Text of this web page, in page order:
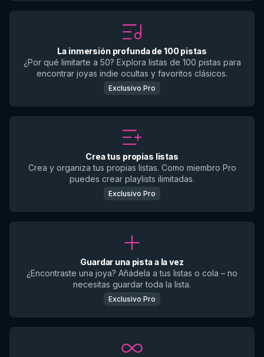
La inmersión profunda de 100 pistas
¿Por qué limitarte a 50? Explora listas de 100 pistas para
encontrar joyas indie ocultas y favoritos clásicos.
Exclusivo Pro
Crea tus propias listas
Crea y organiza tus propias listas. Como miembro Pro
puedes crear playlists ilimitadas.
Exclusivo Pro
Guardar una pista a la vez
¿Encontraste una joya? Añádela a tus listas o cola – no
necesitas guardar toda la lista.
Exclusivo Pro